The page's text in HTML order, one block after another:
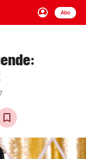
account_circle
Anmelden
Abo
close Schließen
arrow_right